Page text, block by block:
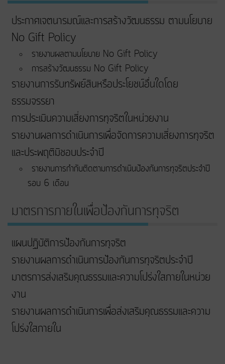
ประกาศเจตนารมณ์และการสร้างวัฒนธรรม ตามนโยบาย
No Gift Policy
รายงานผลตามนโยบาย No Gift Policy
การสร้างวัฒนธรรม No Gift Policy
รายงานการรับทรัพย์สินหรือประโยชน์อื่นใดโดย
ธรรมจรรยา
การประเมินความเสี่ยงการทุจริตในหน่วยงาน
รายงานผลการดำเนินการเพื่อจัดการความเสี่ยงการทุจริต
และประพฤติมิชอบประจำปี
รายงานการกำกับติดตามการดำเนินป้องกันการทุจริตประจำปี
รอบ 6 เดือน
มาตรการภายในเพื่อป้องกันการทุจริต
แผนปฏิบัติการป้องกันการทุจริต
รายงานผลการดำเนินการป้องกันการทุจริตประจำปี
มาตรการส่งเสริมคุณธรรมและความโปร่งใสภายในหน่วย
งาน
รายงานผลการดำเนินการเพื่อส่งเสริมคุณธรรมและความ
โปร่งใสภายใน